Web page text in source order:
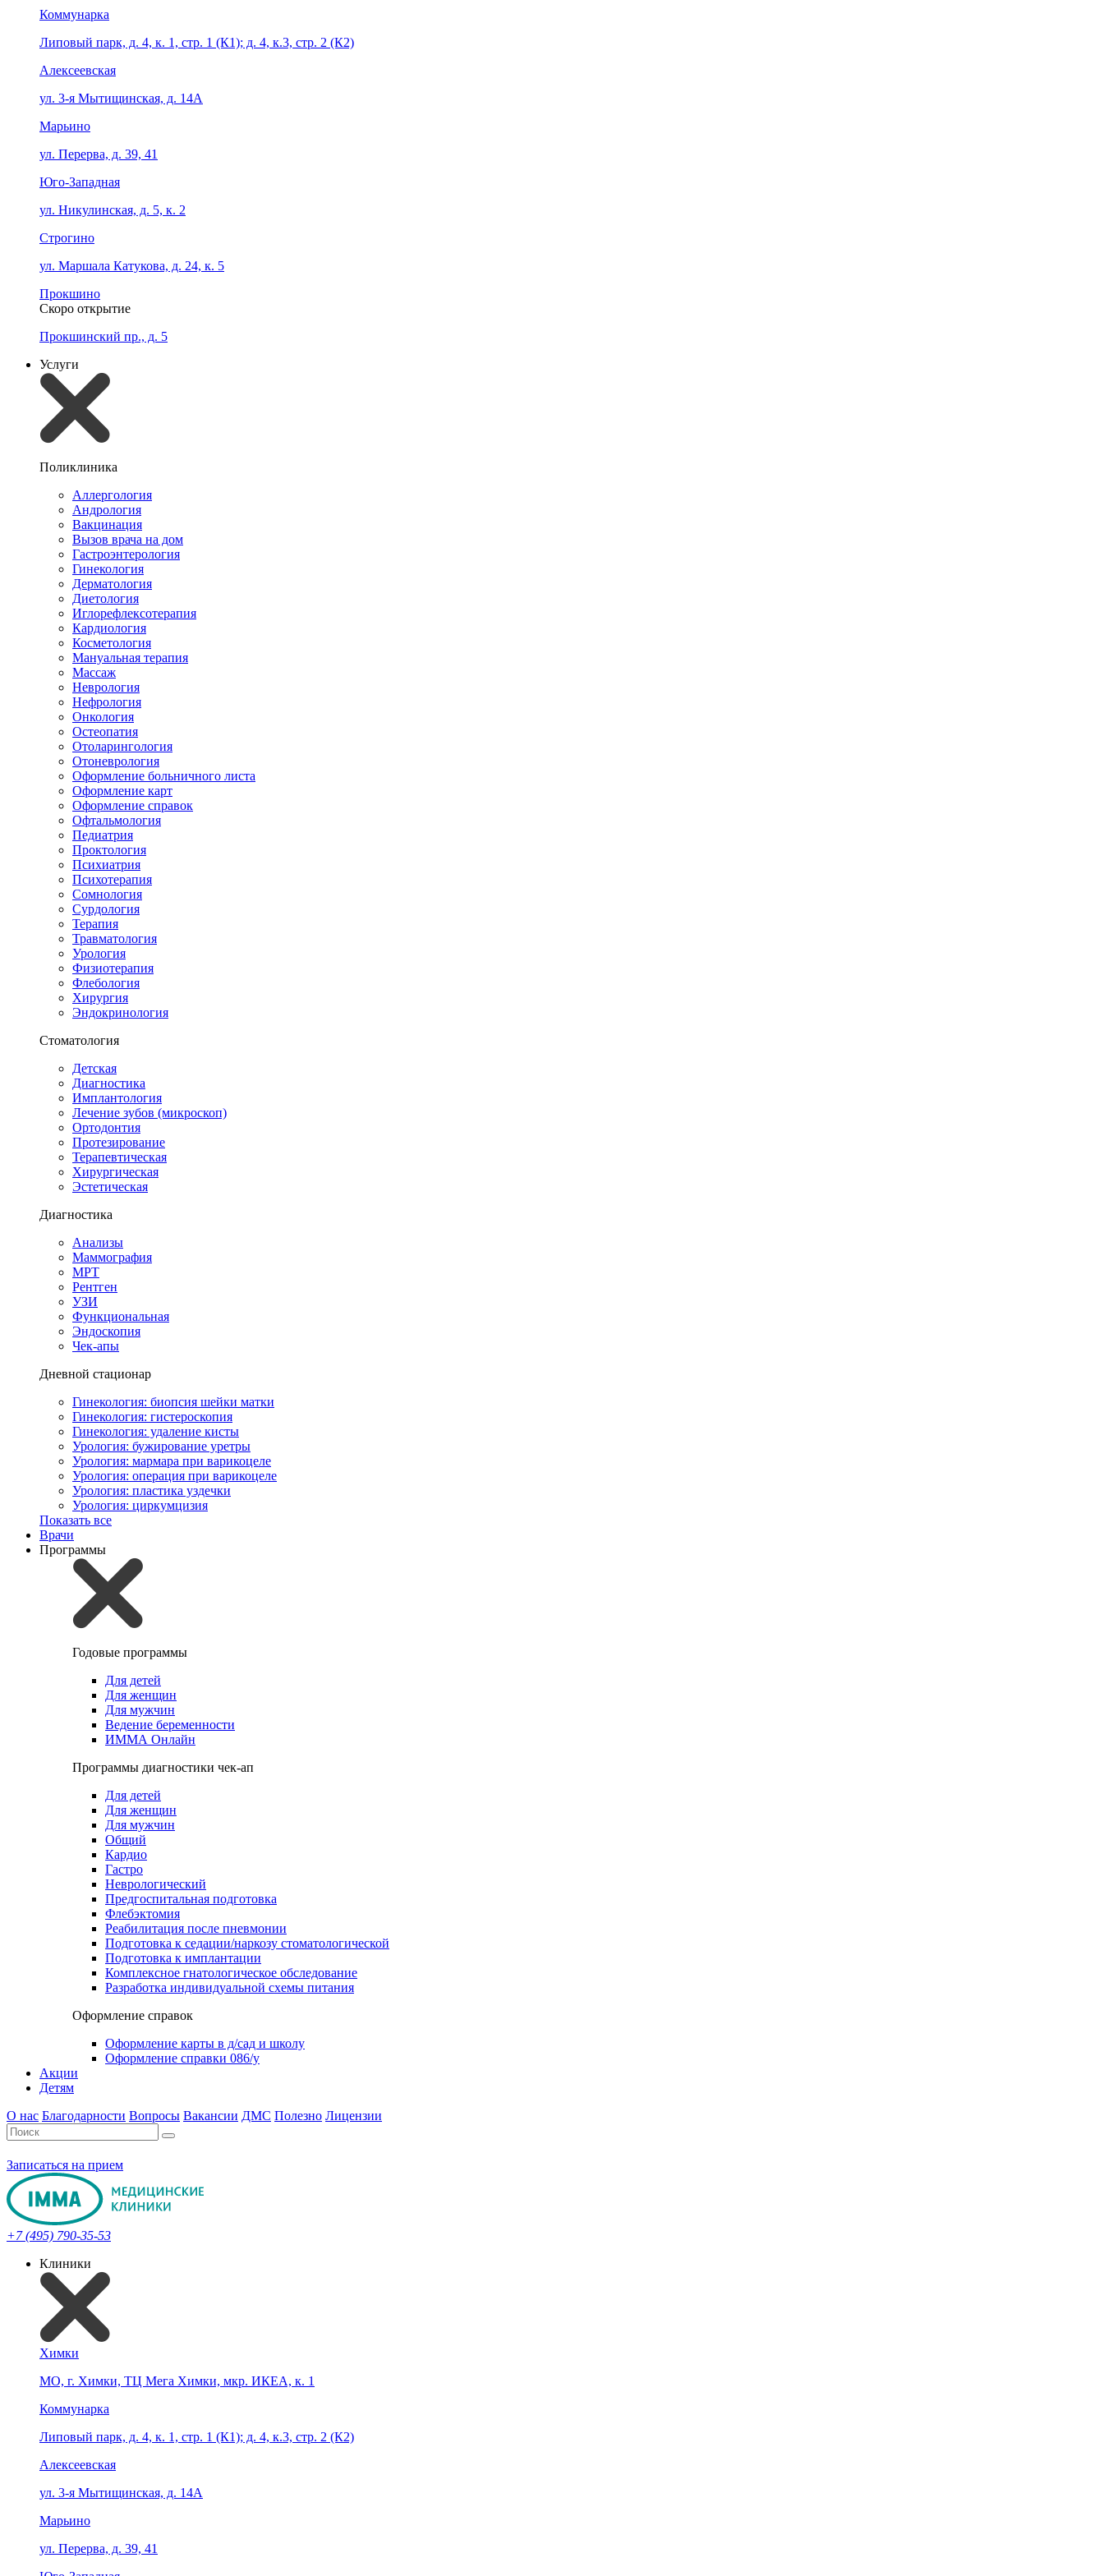
Коммунарка
Липовый парк, д. 4, к. 1, стр. 1 (К1); д. 4, к.3, стр. 2 (К2)
Алексеевская
ул. 3-я Мытищинская, д. 14А
Марьино
ул. Перерва, д. 39, 41
Юго-Западная
ул. Никулинская, д. 5, к. 2
Строгино
ул. Маршала Катукова, д. 24, к. 5
Прокшино
Скоро открытие
Прокшинский пр., д. 5
Услуги
Поликлиника
Аллергология
Андрология
Вакцинация
Вызов врача на дом
Гастроэнтерология
Гинекология
Дерматология
Диетология
Иглорефлексотерапия
Кардиология
Косметология
Мануальная терапия
Массаж
Неврология
Нефрология
Онкология
Остеопатия
Отоларингология
Отоневрология
Оформление больничного листа
Оформление карт
Оформление справок
Офтальмология
Педиатрия
Проктология
Психиатрия
Психотерапия
Сомнология
Сурдология
Терапия
Травматология
Урология
Физиотерапия
Флебология
Хирургия
Эндокринология
Стоматология
Детская
Диагностика
Имплантология
Лечение зубов (микроскоп)
Ортодонтия
Протезирование
Терапевтическая
Хирургическая
Эстетическая
Диагностика
Анализы
Маммография
МРТ
Рентген
УЗИ
Функциональная
Эндоскопия
Чек-апы
Дневной стационар
Гинекология: биопсия шейки матки
Гинекология: гистероскопия
Гинекология: удаление кисты
Урология: бужирование уретры
Урология: мармара при варикоцеле
Урология: операция при варикоцеле
Урология: пластика уздечки
Урология: циркумцизия
Показать все
Врачи
Программы
Годовые программы
Для детей
Для женщин
Для мужчин
Ведение беременности
ИММА Онлайн
Программы диагностики чек-ап
Для детей
Для женщин
Для мужчин
Общий
Кардио
Гастро
Неврологический
Предгоспитальная подготовка
Флебэктомия
Реабилитация после пневмонии
Подготовка к седации/наркозу стоматологической
Подготовка к имплантации
Комплексное гнатологическое обследование
Разработка индивидуальной схемы питания
Оформление справок
Оформление карты в д/сад и школу
Оформление справки 086/у
Акции
Детям
О нас Благодарности Вопросы Вакансии ДМС Полезно Лицензии
Записаться на прием
+7 (495) 790-35-53
Клиники
Химки
МО, г. Химки, ТЦ Мега Химки, мкр. ИКЕА, к. 1
Коммунарка
Липовый парк, д. 4, к. 1, стр. 1 (К1); д. 4, к.3, стр. 2 (К2)
Алексеевская
ул. 3-я Мытищинская, д. 14А
Марьино
ул. Перерва, д. 39, 41